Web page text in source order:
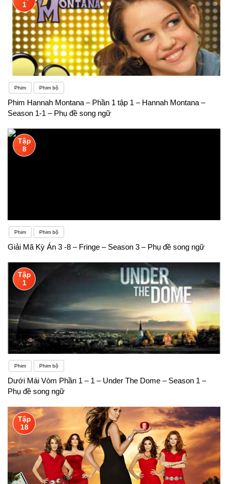
1
Phim Phim bộ
Phim Hannah Montana – Phần 1 tập 1 – Hannah Montana –
Season 1-1 – Phụ đề song ngữ
Tập
8
Phim Phim bộ
Giải Mã Kỳ Án 3 -8 – Fringe – Season 3 – Phụ đề song ngữ
Tập
1
Phim Phim bộ
Dưới Mái Vòm Phần 1 – 1 – Under The Dome – Season 1 –
Phụ đề song ngữ
Tập
18